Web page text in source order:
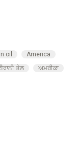
oil
America
ਤੇਲ
ਅਮਰੀਕਾ